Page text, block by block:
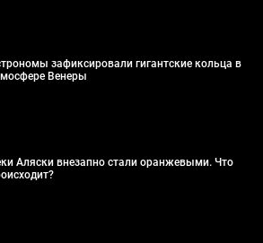
зафиксировали гигантские кольца в
Венеры
Аляски внезапно стали оранжевыми. Что